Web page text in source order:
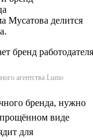
Мусатова делится
агентства Lumo
бренда, нужно
виде
для